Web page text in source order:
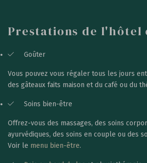
Prestations de l'hôtel
Goûter
Vous pouvez vous régaler tous les jours
des gâteaux faits maison et du café ou du
Soins bien-être
Offrez-vous des massages, des soins
ayurvédiques, des soins en couple ou des
Voir le menu bien-être.